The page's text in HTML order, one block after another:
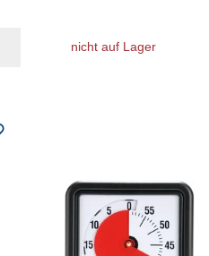
nicht auf Lager